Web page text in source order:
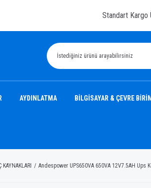
Standart
AYDINLATMA BİLGİSAYAR & ÇEVRE BİRİM
KAYNAKLARI Andespower UPS650VA 650VA 12V7.5AH Ups